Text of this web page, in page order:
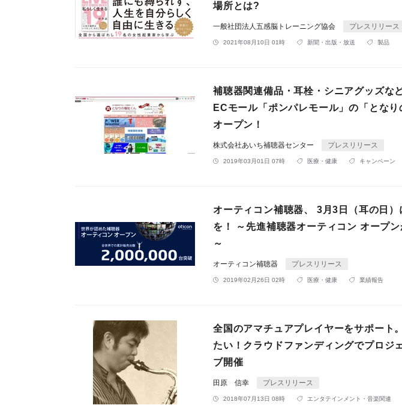
場所とは?
一般社団法人五感脳トレーニング協会 プレスリリース
2021年08月10日 01時 新聞・出版・放送 製品
補聴器関連備品・耳栓・シニアグッズな
ECモール「ポンパレモール」の「とな
オープン！
株式会社あいち補聴器センター プレスリリース
2019年03月01日 07時 医療・健康 キャンペーン
オーティコン補聴器、 3月3日（耳の日
を！ ～先進補聴器オーティコン オープ
～
オーティコン補聴器 プレスリリース
2019年02月26日 02時 医療・健康 業績報告
全国のアマチュアプレイヤーをサポート
たい！クラウドファンディングでプロジ
ブ開催
田原 信幸 プレスリリース
2018年07月13日 08時 エンタテインメント・音楽関連